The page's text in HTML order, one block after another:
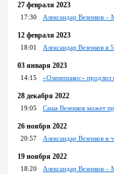
27 февраля 2023
17:30 Александар Везенков –
12 февраля 2023
18:01 Александар Везенков в
03 января 2023
14:15 «Олимпиакос» продлил
28 декабря 2022
19:05 Саша Везенков может
26 ноября 2022
20:57 Александар Везенков в
19 ноября 2022
18:20 Александар Везенков